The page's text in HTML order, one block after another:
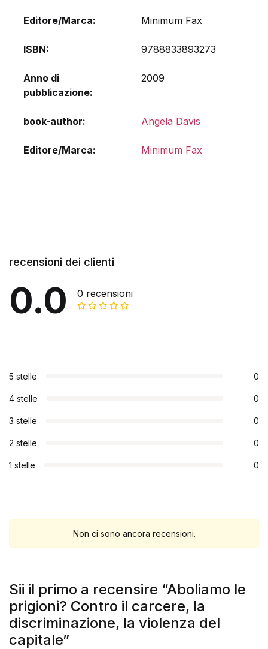
Editore/Marca Minimum Fax
ISBN 9788833893273
Anno di
pubblicazione
2009
book-author Angela Davis
Editore/Marca Minimum Fax
recensioni dei clienti
0.0 0 recensioni
5 stelle 0
4 stelle 0
3 stelle 0
2 stelle 0
1 stelle 0
Non ci sono ancora recensioni.
Sii il primo a recensire “Aboliamo le
prigioni? Contro il carcere, la
discriminazione, la violenza del
capitale”